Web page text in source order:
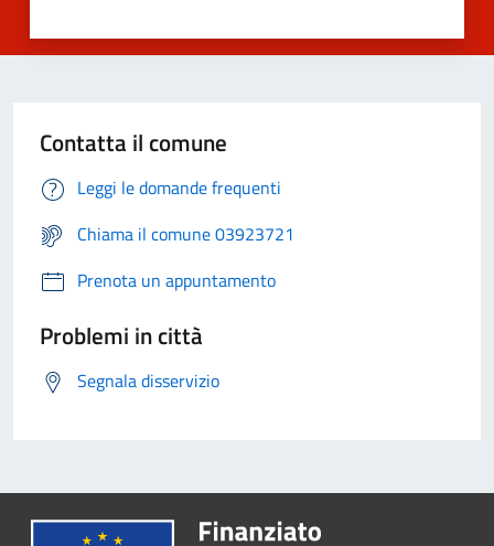
Contatta il comune
Leggi le domande frequenti
Chiama il comune 03923721
Prenota un appuntamento
Problemi in città
Segnala disservizio